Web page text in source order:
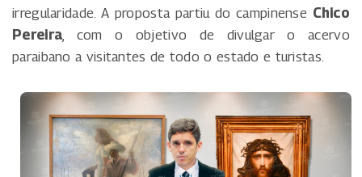
irregularidade. A proposta partiu do campinense Chico
Pereira, com o objetivo de divulgar o acervo
paraibano a visitantes de todo o estado e turistas.